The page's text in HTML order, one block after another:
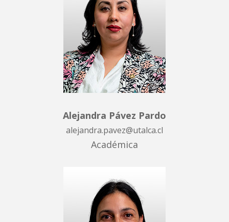
Alejandra Pávez Pardo
alejandra.pavez@utalca.cl
Académica